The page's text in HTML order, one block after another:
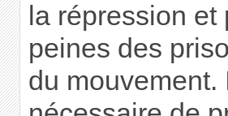
la répression et
peines des
du mouvement.